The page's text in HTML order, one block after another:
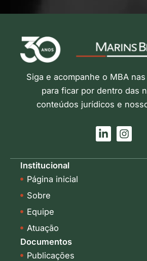
Siga e acompanhe o MBA
para ficar por dentro das
conteúdos jurídicos e
L
i
k
I
n
t
Institucional
Página inicial
Sobre
Equipe
Atuação
Documentos
Publicações